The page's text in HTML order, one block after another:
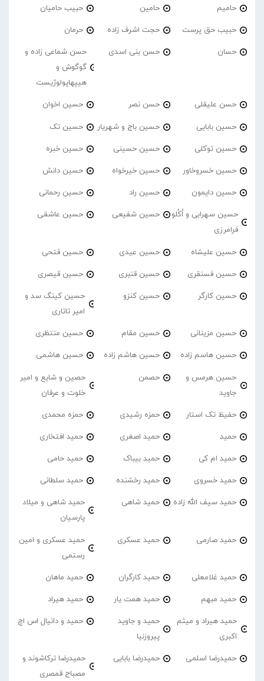
حامیم حامین حبیب حامیان
حبیب حق پرست حجت اشرف زاده حرمان
حسان حسن بنی اسدی
حسن شماعی زاده و
گوگوش و
هیپهاپولوژیست
حسن علیقلی حسن نصر حسین اخوان
حسین بابایی حسین باج و شهریار حسین تک
حسین توکلی حسین حسینی حسین خبره
حسین خسروخاور حسین خیرخواه حسین دانش
حسین دایمون حسین راد حسین رحمانی
حسین سهرابی و اُکُلو
فرامرزی
حسین شفیعی حسین عاشقی
حسین علیشاه حسین عیدی حسین فتحی
حسین فسنقری حسین قنبری حسین قیصری
حسین کارگر حسین کنزو
حسین کینگ سد و
امیر تاتاری
حسین مزینانی حسین مقام حسین منتظری
حسین هاسم زاده حسین هاشم زاده حسین هاشمی
حسین هرمس و
جاوید
حصمن
حصین و شایع و امیر
خلوت و عرفان
حفیظ تک استار حمزه رشیدی حمزه محمدی
حمید حمید اصغری حمید افتخاری
حمید ام کی حمید بیباک حمید حامی
حمید خسروی حمید رخشنده حمید سلطانی
حمید سیف الله زاده حمید شاهی
حمید شاهی و میلاد
پارسیان
حمید صارمی حمید عسکری
حمید عسکری و امین
رستمی
حمید غلامعلی حمید کارگران حمید ماهان
حمید مبهم حمید همت یار حمید هیراد
حمید هیراد و میثم
اکبری
حمید و جاوید
پیروزنیا
حمید و دانیال اس اچ
حمیدرضا اسلمی حمیدرضا بابایی
حمیدرضا ترکاشوند و
مصباح قمصری